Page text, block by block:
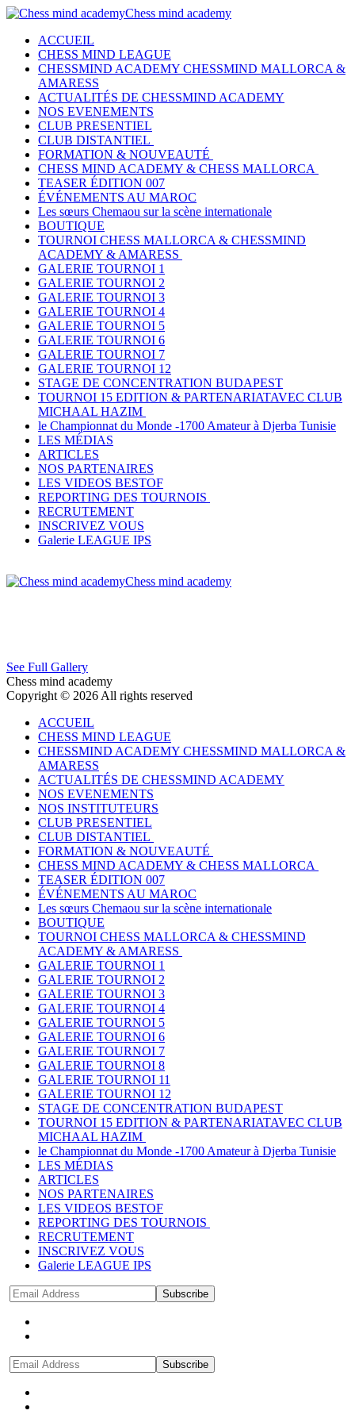
Chess mind academy
ACCUEIL
CHESS MIND LEAGUE
CHESSMIND ACADEMY CHESSMIND MALLORCA &
AMARESS
ACTUALITÉS DE CHESSMIND ACADEMY
NOS EVENEMENTS
CLUB PRESENTIEL
CLUB DISTANTIEL
FORMATION & NOUVEAUTÉ
CHESS MIND ACADEMY & CHESS MALLORCA
TEASER ÉDITION 007
ÉVÉNEMENTS AU MAROC
Les sœurs Chemaou sur la scène internationale
BOUTIQUE
TOURNOI CHESS MALLORCA & CHESSMIND
ACADEMY & AMARESS
GALERIE TOURNOI 1
GALERIE TOURNOI 2
GALERIE TOURNOI 3
GALERIE TOURNOI 4
GALERIE TOURNOI 5
GALERIE TOURNOI 6
GALERIE TOURNOI 7
GALERIE TOURNOI 12
STAGE DE CONCENTRATION BUDAPEST
TOURNOI 15 EDITION & PARTENARIATAVEC CLUB
MICHAAL HAZIM
le Championnat du Monde -1700 Amateur à Djerba Tunisie
LES MÉDIAS
ARTICLES
NOS PARTENAIRES
LES VIDEOS BESTOF
REPORTING DES TOURNOIS
RECRUTEMENT
INSCRIVEZ VOUS
Galerie LEAGUE IPS
Chess mind academy
See Full Gallery
Chess mind academy
Copyright © 2026 All rights reserved
ACCUEIL
CHESS MIND LEAGUE
CHESSMIND ACADEMY CHESSMIND MALLORCA &
AMARESS
ACTUALITÉS DE CHESSMIND ACADEMY
NOS EVENEMENTS
NOS INSTITUTEURS
CLUB PRESENTIEL
CLUB DISTANTIEL
FORMATION & NOUVEAUTÉ
CHESS MIND ACADEMY & CHESS MALLORCA
TEASER ÉDITION 007
ÉVÉNEMENTS AU MAROC
Les sœurs Chemaou sur la scène internationale
BOUTIQUE
TOURNOI CHESS MALLORCA & CHESSMIND
ACADEMY & AMARESS
GALERIE TOURNOI 1
GALERIE TOURNOI 2
GALERIE TOURNOI 3
GALERIE TOURNOI 4
GALERIE TOURNOI 5
GALERIE TOURNOI 6
GALERIE TOURNOI 7
GALERIE TOURNOI 8
GALERIE TOURNOI 11
GALERIE TOURNOI 12
STAGE DE CONCENTRATION BUDAPEST
TOURNOI 15 EDITION & PARTENARIATAVEC CLUB
MICHAAL HAZIM
le Championnat du Monde -1700 Amateur à Djerba Tunisie
LES MÉDIAS
ARTICLES
NOS PARTENAIRES
LES VIDEOS BESTOF
REPORTING DES TOURNOIS
RECRUTEMENT
INSCRIVEZ VOUS
Galerie LEAGUE IPS
Subscribe
Subscribe